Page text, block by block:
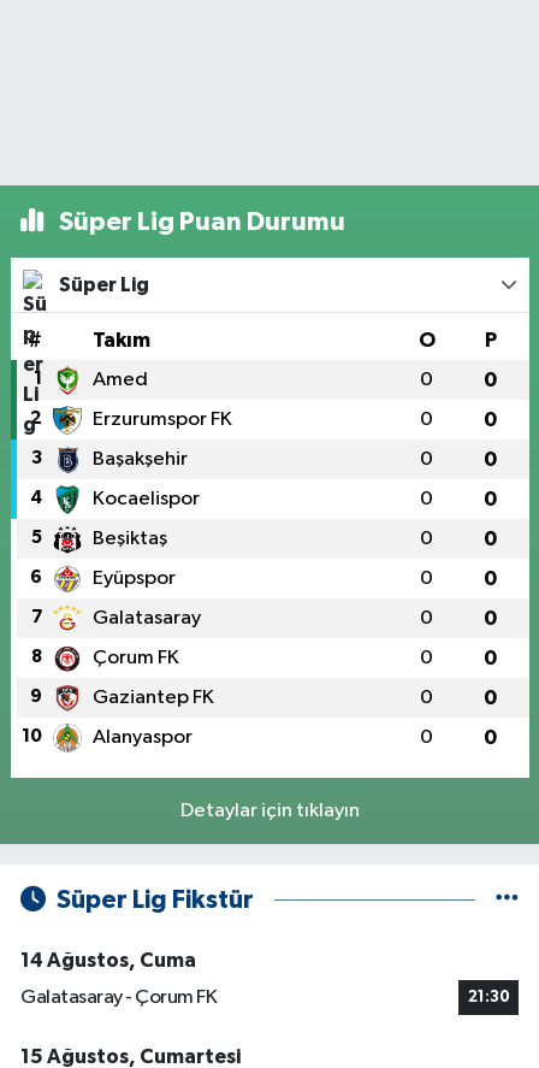
Süper Lig Puan Durumu
Süper Lig
# Takım O P
1 Amed 0 0
2 Erzurumspor FK 0 0
3 Başakşehir 0 0
4 Kocaelispor 0 0
5 Beşiktaş 0 0
6 Eyüpspor 0 0
7 Galatasaray 0 0
8 Çorum FK 0 0
9 Gaziantep FK 0 0
10 Alanyaspor 0 0
Detaylar için tıklayın
Süper Lig Fikstür
14 Ağustos, Cuma
Galatasaray - Çorum FK
21:30
15 Ağustos, Cumartesi